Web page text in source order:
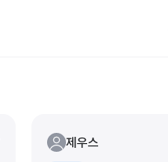
제우스